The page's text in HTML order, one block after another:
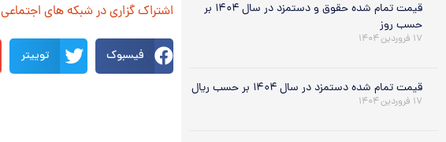
قیمت تمام شده حقوق و دستمزد در سال ۱۴۰۴ بر
حسب روز
۱۷ فروردین ۱۴۰۴
قیمت تمام شده دستمزد در سال ۱۴۰۴ بر حسب ریال
۱۷ فروردین ۱۴۰۴
اشتراک گزاری در شبکه های اجتماعی
فیسبوک توییتر